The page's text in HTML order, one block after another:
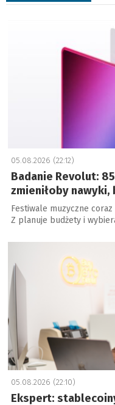
05.08.2026 (22:12)
Badanie Revolut:
zmieniłoby
Festiwale muzyczne
Z planuje budżety i
a
05.08.2026 (22:10)
Ekspert: